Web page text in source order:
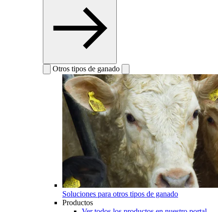
Otros tipos de ganado
Soluciones para otros tipos de ganado
Productos